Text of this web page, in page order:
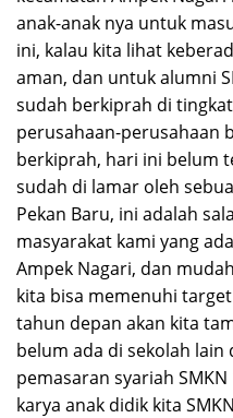
anak-anak nya untuk
ini, kalau kita lihat
aman, dan untuk alumni
sudah berkiprah di
perusahaan-perusahaan
berkiprah, hari ini belum
sudah di lamar oleh
Pekan Baru, ini adalah
masyarakat kami yang
Ampek Nagari, dan
kita bisa memenuhi
tahun depan akan kita
belum ada di sekolah
pemasaran syariah
karya anak didik kita